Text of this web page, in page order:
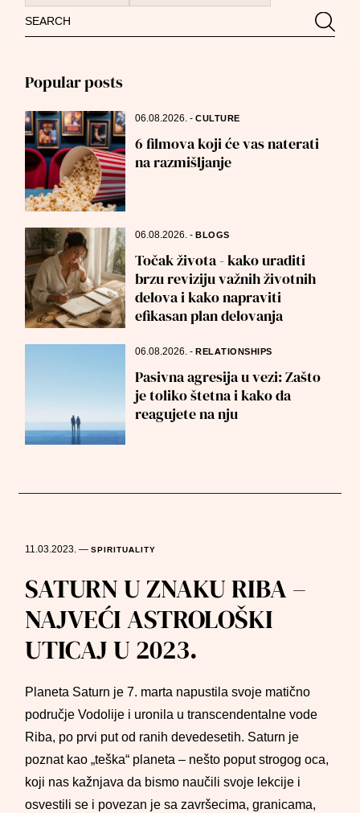
Search
for:
Popular posts
06.08.2026.-CULTURE
6 filmova koji će vas naterati
na razmišljanje
06.08.2026.-BLOGS
Točak života - kako uraditi
brzu reviziju važnih životnih
delova i kako napraviti
efikasan plan delovanja
06.08.2026.-RELATIONSHIPS
Pasivna agresija u vezi: Zašto
je toliko štetna i kako da
reagujete na nju
11.03.2023.—SPIRITUALITY
SATURN U ZNAKU RIBA –
NAJVEĆI ASTROLOŠKI
UTICAJ U 2023.
Planeta Saturn je 7. marta napustila svoje matično
područje Vodolije i uronila u transcendentalne vode
Riba, po prvi put od ranih devedesetih. Saturn je
poznat kao „teška“ planeta – nešto poput strogog oca,
koji nas kažnjava da bismo naučili svoje lekcije i
osvestili se i povezan je sa završecima, granicama,